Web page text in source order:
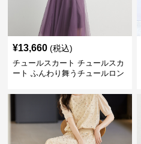
¥13,660 (税込)
チュールスカート チュールスカ
ート ふんわり舞うチュールロン